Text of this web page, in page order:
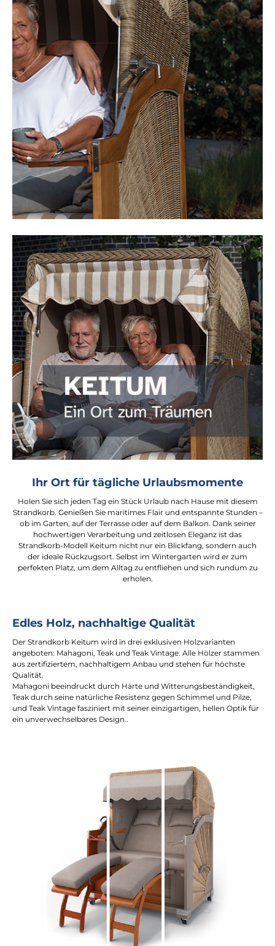
Ihr Ort für tägliche Urlaubsmomente
Holen Sie sich jeden Tag ein Stück Urlaub nach Hause mit diesem
Strandkorb. Genießen Sie maritimes Flair und entspannte Stunden –
ob im Garten, auf der Terrasse oder auf dem Balkon. Dank seiner
hochwertigen Verarbeitung und zeitlosen Eleganz ist das
Strandkorb-Modell Keitum nicht nur ein Blickfang, sondern auch
der ideale Rückzugsort. Selbst im Wintergarten wird er zum
perfekten Platz, um dem Alltag zu entfliehen und sich rundum zu
erholen.
Edles Holz, nachhaltige Qualität
Der Strandkorb Keitum wird in drei exklusiven Holzvarianten
angeboten: Mahagoni, Teak und Teak Vintage. Alle Hölzer stammen
aus zertifiziertem, nachhaltigem Anbau und stehen für höchste
Qualität.
Mahagoni beeindruckt durch Härte und Witterungsbeständigkeit,
Teak durch seine natürliche Resistenz gegen Schimmel und Pilze,
und Teak Vintage fasziniert mit seiner einzigartigen, hellen Optik für
ein unverwechselbares Design..